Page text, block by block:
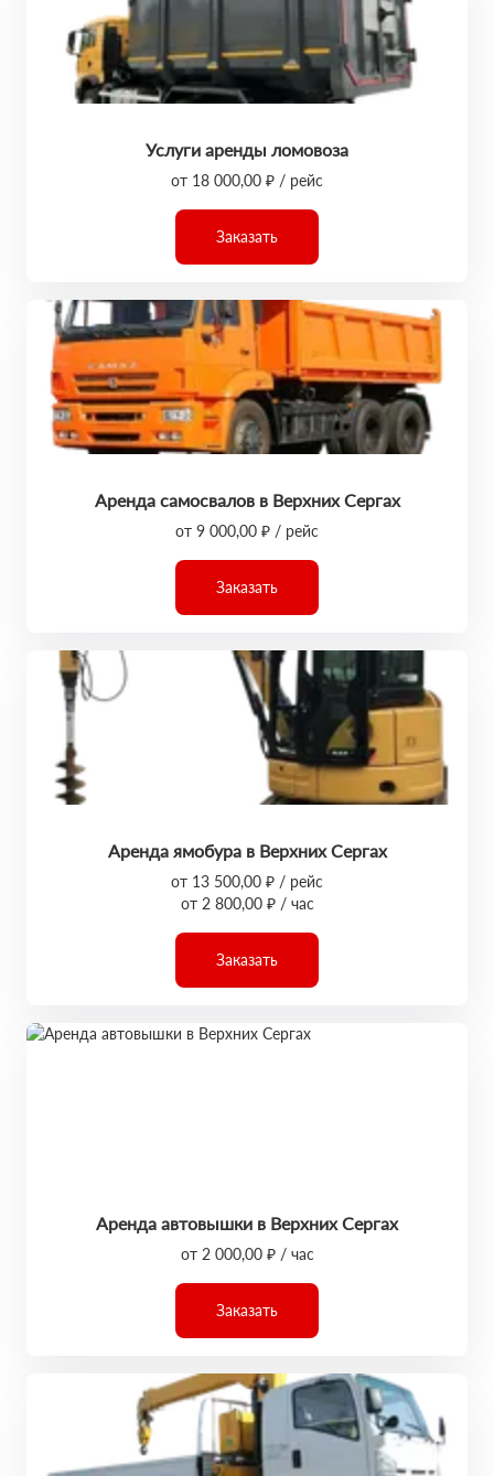
Услуги аренды ломовоза
от 18 000,00 ₽ / рейс
Заказать
Аренда самосвалов в Верхних Сергах
от 9 000,00 ₽ / рейс
Заказать
Аренда ямобура в Верхних Сергах
от 13 500,00 ₽ / рейс
от 2 800,00 ₽ / час
Заказать
Аренда автовышки в Верхних Сергах
от 2 000,00 ₽ / час
Заказать